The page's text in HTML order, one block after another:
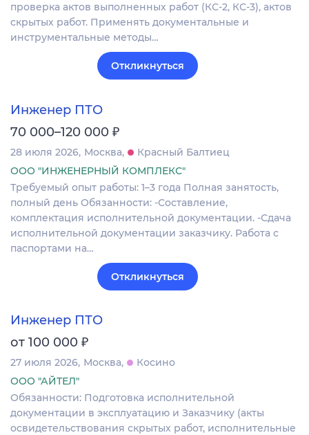
проверка актов выполненных работ (КС-2, КС-3), актов
скрытых работ. Применять документальные и
инструментальные методы…
Откликнуться
Инженер ПТО
70 000–120 000 ₽
28 июля 2026 Москва
Красный Балтиец
ООО "ИНЖЕНЕРНЫЙ КОМПЛЕКС"
Требуемый опыт работы: 1–3 года Полная занятость,
полный день Обязанности: -Составление,
комплектация исполнительной документации. -Сдача
исполнительной документации заказчику. Работа с
паспортами на…
Откликнуться
Инженер ПТО
от 100 000 ₽
27 июля 2026 Москва
Косино
ООО "АЙТЕЛ"
Обязанности: Подготовка исполнительной
документации в эксплуатацию и Заказчику (акты
освидетельствования скрытых работ, исполнительные